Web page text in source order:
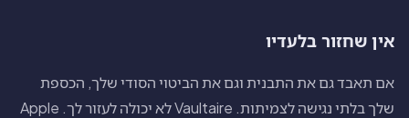
אין שחזור בלעדיו
אם תאבד גם את התבנית וגם את הביטוי הסודי שלך, הכספת
שלך בלתי נגישה לצמיתות. Vaultaire לא יכולה לעזור לך. Apple